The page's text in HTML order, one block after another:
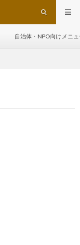
自治体・NPO向けメニ